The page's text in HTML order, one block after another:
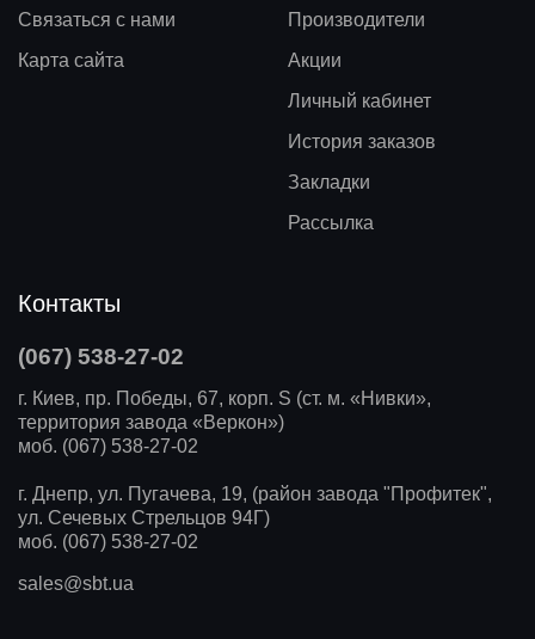
Связаться с нами
Карта сайта
Производители
Акции
Личный кабинет
История заказов
Закладки
Рассылка
Контакты
(067) 538-27-02
г. Киев, пр. Победы, 67, корп. S (ст. м. «Нивки»,
территория завода «Веркон»)
моб. (067) 538-27-02
г. Днепр, ул. Пугачева, 19, (район завода "Профитек",
ул. Сечевых Стрельцов 94Г)
моб. (067) 538-27-02
sales@sbt.ua